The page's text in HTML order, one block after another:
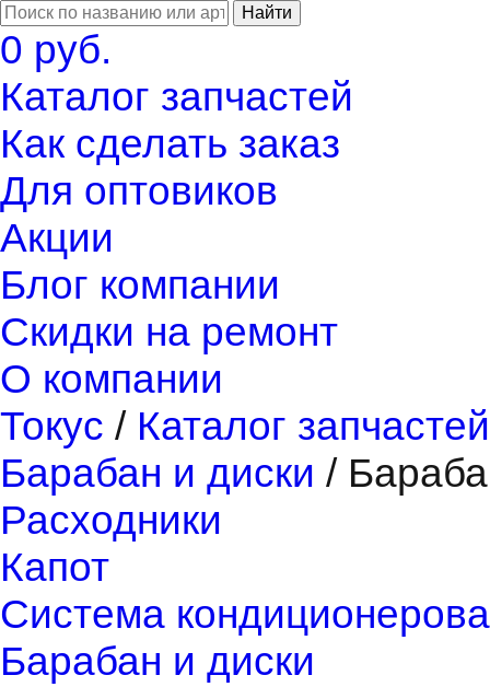
Найти
0 руб.
Каталог запчастей
Как сделать заказ
Для оптовиков
Акции
Блог компании
Скидки на ремонт
О компании
Токус / Каталог запчастей
Барабан и диски /
Расходники
Капот
Система
Барабан и диски